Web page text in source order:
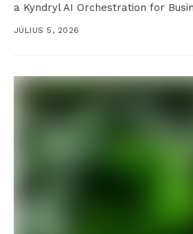
a Kyndryl AI Orchestration for
abban...
JÚLIUS 5, 2026